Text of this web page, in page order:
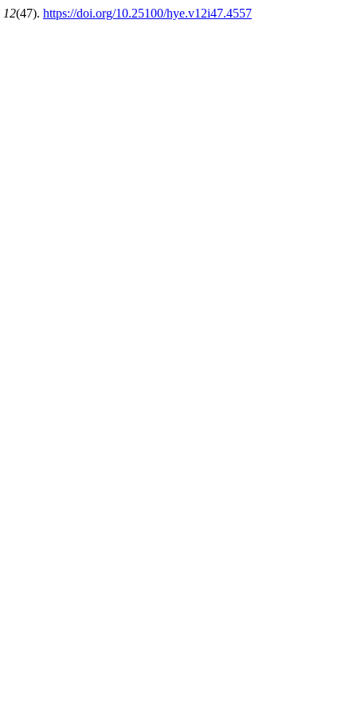
12(47). https://doi.org/10.25100/hye.v12i47.4557